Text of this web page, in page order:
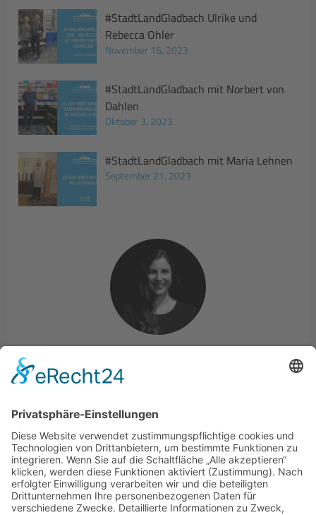
#StadtLandGladbach Ulrike und
Rebecca Ohler
November 16, 2023
#StadtLandGladbach mit Norbert von
Dahlen
Oktober 3, 2023
#StadtLandGladbach mit Maria Lehnen
September 21, 2023
· Medien & Kulturwissenschaftlerin
· Kultur & Projektarbeit
· Copy & Content Writerin
· Bloggerin MG anders sehen
· Buch & Musiknerd